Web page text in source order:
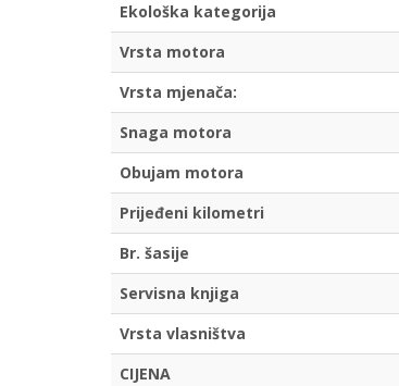
Ekološka kategorija
Vrsta motora
Vrsta mjenača:
Snaga motora
Obujam motora
Prijeđeni kilometri
Br. šasije
Servisna knjiga
Vrsta vlasništva
CIJENA